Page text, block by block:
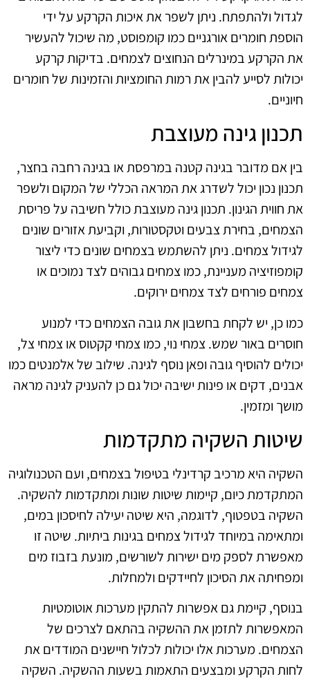
לגדול ולהתפתח. ניתן לשפר את איכות הקרקע על ידי
הוספת חומרים אורגניים כמו קומפוסט, מה שיכול להעשיר
את הקרקע במינרלים הנחוצים לצמחים. בדיקות קרקע
יכולות לסייע להבין את רמות החומציות והזמינות של חומרים
חיוניים.
תכנון גינה מעוצבת
בין אם מדובר בגינה קטנה במרפסת או בגינה רחבה בחצר,
תכנון נכון יכול לשדרג את המראה הכללי של המקום ולשפר
את חווית הגינון. תכנון גינה מעוצבת כולל חשיבה על פריסת
הצמחים, בחירת צבעים וטקסטורות, וקביעת אזורים שונים
לגידול צמחים. ניתן להשתמש בצמחים שונים כדי ליצור
קומפוזיציה מעניינת, כמו צמחים גבוהים לצד נמוכים או
צמחים פורחים לצד צמחים ירוקים.
כמו כן, יש לקחת בחשבון את גובה הצמחים כדי למנוע
חוסרים באור שמש. צמחי נוי, כמו צמחי קקטוס או צמחי צל,
יכולים להוסיף גובה ופאן נוסף לגינה. שילוב של אלמנטים כמו
אבנים, דקים או פינות ישיבה יכול גם כן להעניק לגינה מראה
מושך ומזמין.
שיטות השקיה מתקדמות
השקיה היא מרכיב קרדינלי בטיפול בצמחים, ועם הטכנולוגיה
המתקדמת כיום, קיימות שיטות שונות ומתקדמות להשקיה.
השקיה בטפטוף, לדוגמה, היא שיטה יעילה לחיסכון במים,
ומתאימה במיוחד לגידול צמחים בגינות ביתיות. שיטה זו
מאפשרת לספק מים ישירות לשורשים, מונעת בזבוז מים
ומפחיתה את הסיכון לחיידקים ולמחלות.
בנוסף, קיימת גם אפשרות להתקין מערכות אוטומטיות
המאפשרות לתזמן את ההשקיה בהתאם לצרכים של
הצמחים. מערכות אלו יכולות לכלול חיישנים המודדים את
לחות הקרקע ומבצעים התאמות בשעות ההשקיה. השקיה